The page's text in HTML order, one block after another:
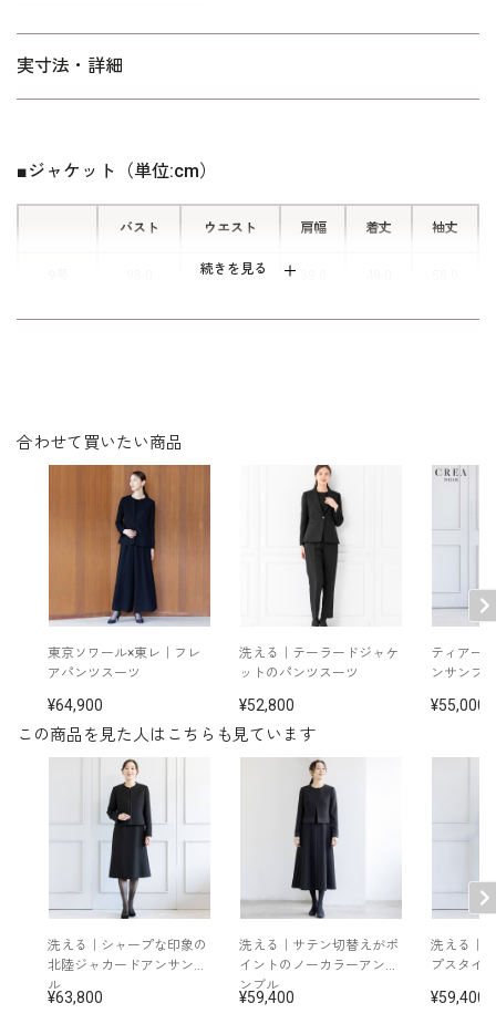
簡単に脱ぎ着ができるフロントオープ
実寸法・詳細
続きを見る
■ジャケット（単位:cm）
バスト ウエスト 肩幅 着丈 袖丈
86.0
11号 102.0 90.0 39.5 49.5 58.5
表地 ポリエステル100％
裏地 ポリエステル100％
その他
洗濯方法：ご自宅で洗濯可
袖口スリット入り（折り返し可）
両サイドポケット付
※モデル着用：
イヤリング / 5652897-10
バッグ /
5620620-00
5553986-10
※モデル：身長167cm 9号着用
■ワンピース（単位:cm）
バスト ヒップ 肩幅
97.0 98.0 110.5
11号 101.0 85.0 102.0 39.5 111.5 48.5
13号 106.0 49.0
この商品を見た人はこちらも見ています
洗える｜シャープな印象の
北陸ジャカードアンサンブ
ル
63,800
洗える｜サテン切替えがポ
イントのノーカラーアンサ
ンブル
59,400
洗える｜
プスタイ
59,400
合わせて買いたい商品
東京ソワール×東レ｜フレ
アパンツスーツ
64,900
洗える｜テーラードジャケ
ットのパンツスーツ
52,800
ティアー
ンサンブル
55,000